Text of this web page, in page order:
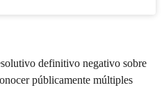
definitivo negativo sobre
públicamente múltiples